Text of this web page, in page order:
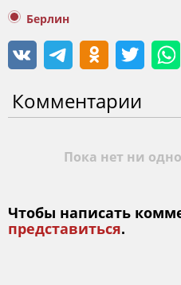
Берлин
Комментарии
Пока нет ни
Чтобы написать
представиться.